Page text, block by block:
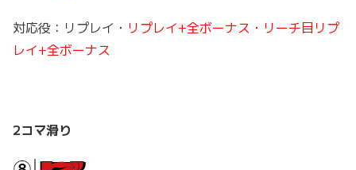
対応役：リプレイ・ リプレイ+全ボーナス・リーチ目リプ
レイ+全ボーナス
2コマ滑り